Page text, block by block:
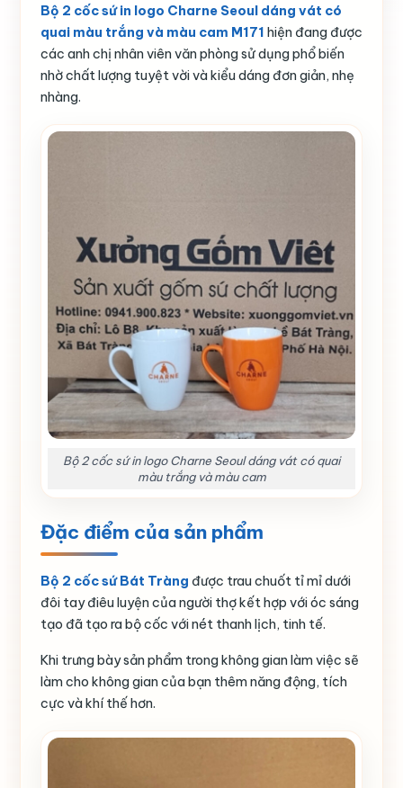
Bộ 2 cốc sứ in logo Charne Seoul dáng vát có
quai màu trắng và màu cam M171 hiện đang được
các anh chị nhân viên văn phòng sử dụng phổ biến
nhờ chất lượng tuyệt vời và kiểu dáng đơn giản, nhẹ
nhàng.
Bộ 2 cốc sứ in logo Charne Seoul dáng vát có quai
màu trắng và màu cam
Đặc điểm của sản phẩm
Bộ 2 cốc sứ Bát Tràng được trau chuốt tỉ mỉ dưới
đôi tay điêu luyện của người thợ kết hợp với óc sáng
tạo đã tạo ra bộ cốc với nét thanh lịch, tinh tế.
Khi trưng bày sản phẩm trong không gian làm việc sẽ
làm cho không gian của bạn thêm năng động, tích
cực và khí thế hơn.